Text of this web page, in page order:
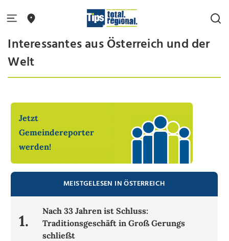
Interessantes aus Österreich und der
Welt
Joel Schwärzler macht weniger Punkte
als Gegner und gewinnt dennoch
Jetzt
Gemeindereporter
werden!
MEISTGELESEN IN ÖSTERREICH
1.
Nach 33 Jahren ist Schluss:
Traditionsgeschäft in Groß Gerungs
schließt